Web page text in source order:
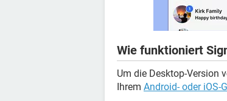
Wie funktioniert
Um die Desktop-Version
Ihrem Android- oder iOS-